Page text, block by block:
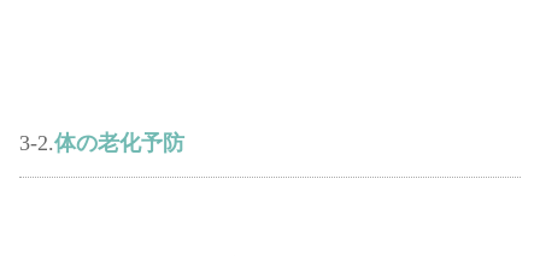
3-2.体の老化予防